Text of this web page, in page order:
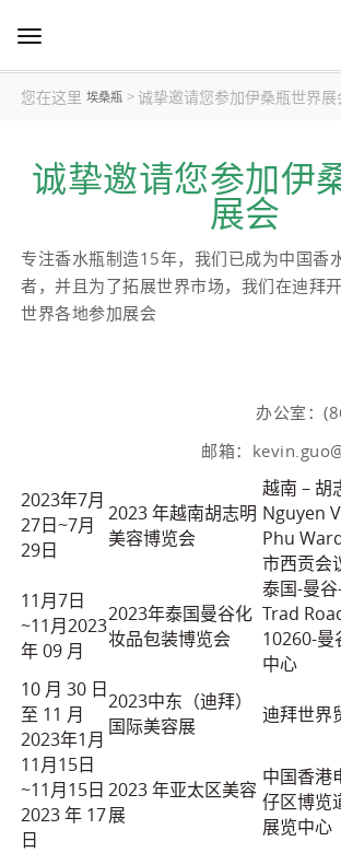
切
换
导
您在这里埃桑瓶 >诚挚邀请您参加伊桑瓶世界展
诚挚邀请您参加伊
展会
专注香水瓶制造15年，我们已成为中国香
者，并且为了拓展世界市场，我们在迪拜
世界各地参加展会
办公室：
邮箱：
2023年7月
27日~7月
29日
2023 年越南胡志明
美容博览会
越南 – 胡
Nguyen
Phu
市西贡会
11月7日
~11月2023
年 09 月
2023年泰国曼谷化
妆品包装博览会
泰国-曼
Trad
10260-曼
中心
10 月 30 日
至 11 月
2023年1月
2023中东（迪拜）
国际美容展
迪拜世界
11月15日
~11月15日
2023 年 17
日
2023 年亚太区美容
展
中国香港
仔区博览
展览中心